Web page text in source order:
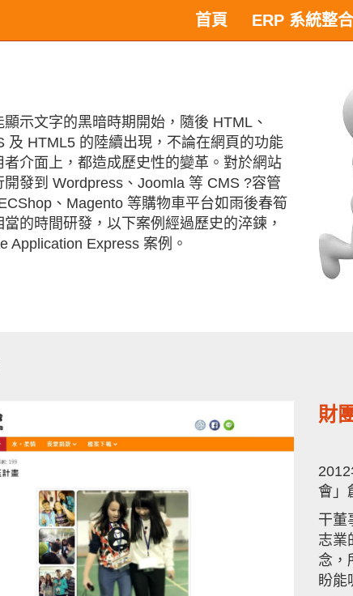
首頁 ERP 系統整合
示文字的黑暗時期開始，隨後 HTML、
及 HTML5 的陸續出現，不論在網頁的功能
介面上，都造成歷史性的變革。對於網站
發到 Wordpress、Joomla 等 CMS ?容管
、Magento 等購物車平台如雨後春筍
的時間研發，以下案例經過歷史的淬鍊，
Application Express 案例。
財
會」
干董
志業
念，
盼能